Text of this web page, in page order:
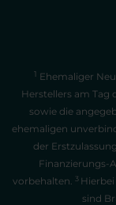
1 Ehemaliger
Herstellers am Tag
sowie die
ehemaligen
der
Finanzierungs-
vorbehalten. 3
sind